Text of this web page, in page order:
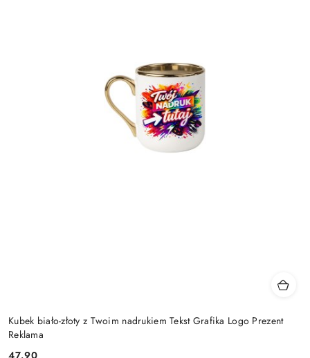
Kubek biało-złoty z Twoim nadrukiem Tekst Grafika Logo Prezent
Reklama